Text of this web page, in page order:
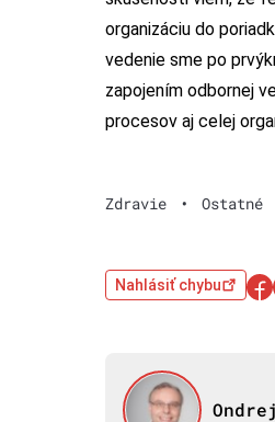
organizáciu do
vedenie sme po
zapojením odbornej
procesov aj celej
Zdravie • Ostatné
Nahlásiť chybu